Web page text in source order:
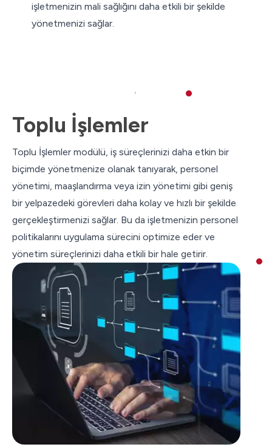
işletmenizin mali sağlığını daha etkili bir şekilde
yönetmenizi sağlar.
Toplu İşlemler
Toplu İşlemler modülü, iş süreçlerinizi daha etkin bir
biçimde yönetmenize olanak tanıyarak, personel
yönetimi, maaşlandırma veya izin yönetimi gibi geniş
bir yelpazedeki görevleri daha kolay ve hızlı bir şekilde
gerçekleştirmenizi sağlar. Bu da işletmenizin personel
politikalarını uygulama sürecini optimize eder ve
yönetim süreçlerinizi daha etkili bir hale getirir.